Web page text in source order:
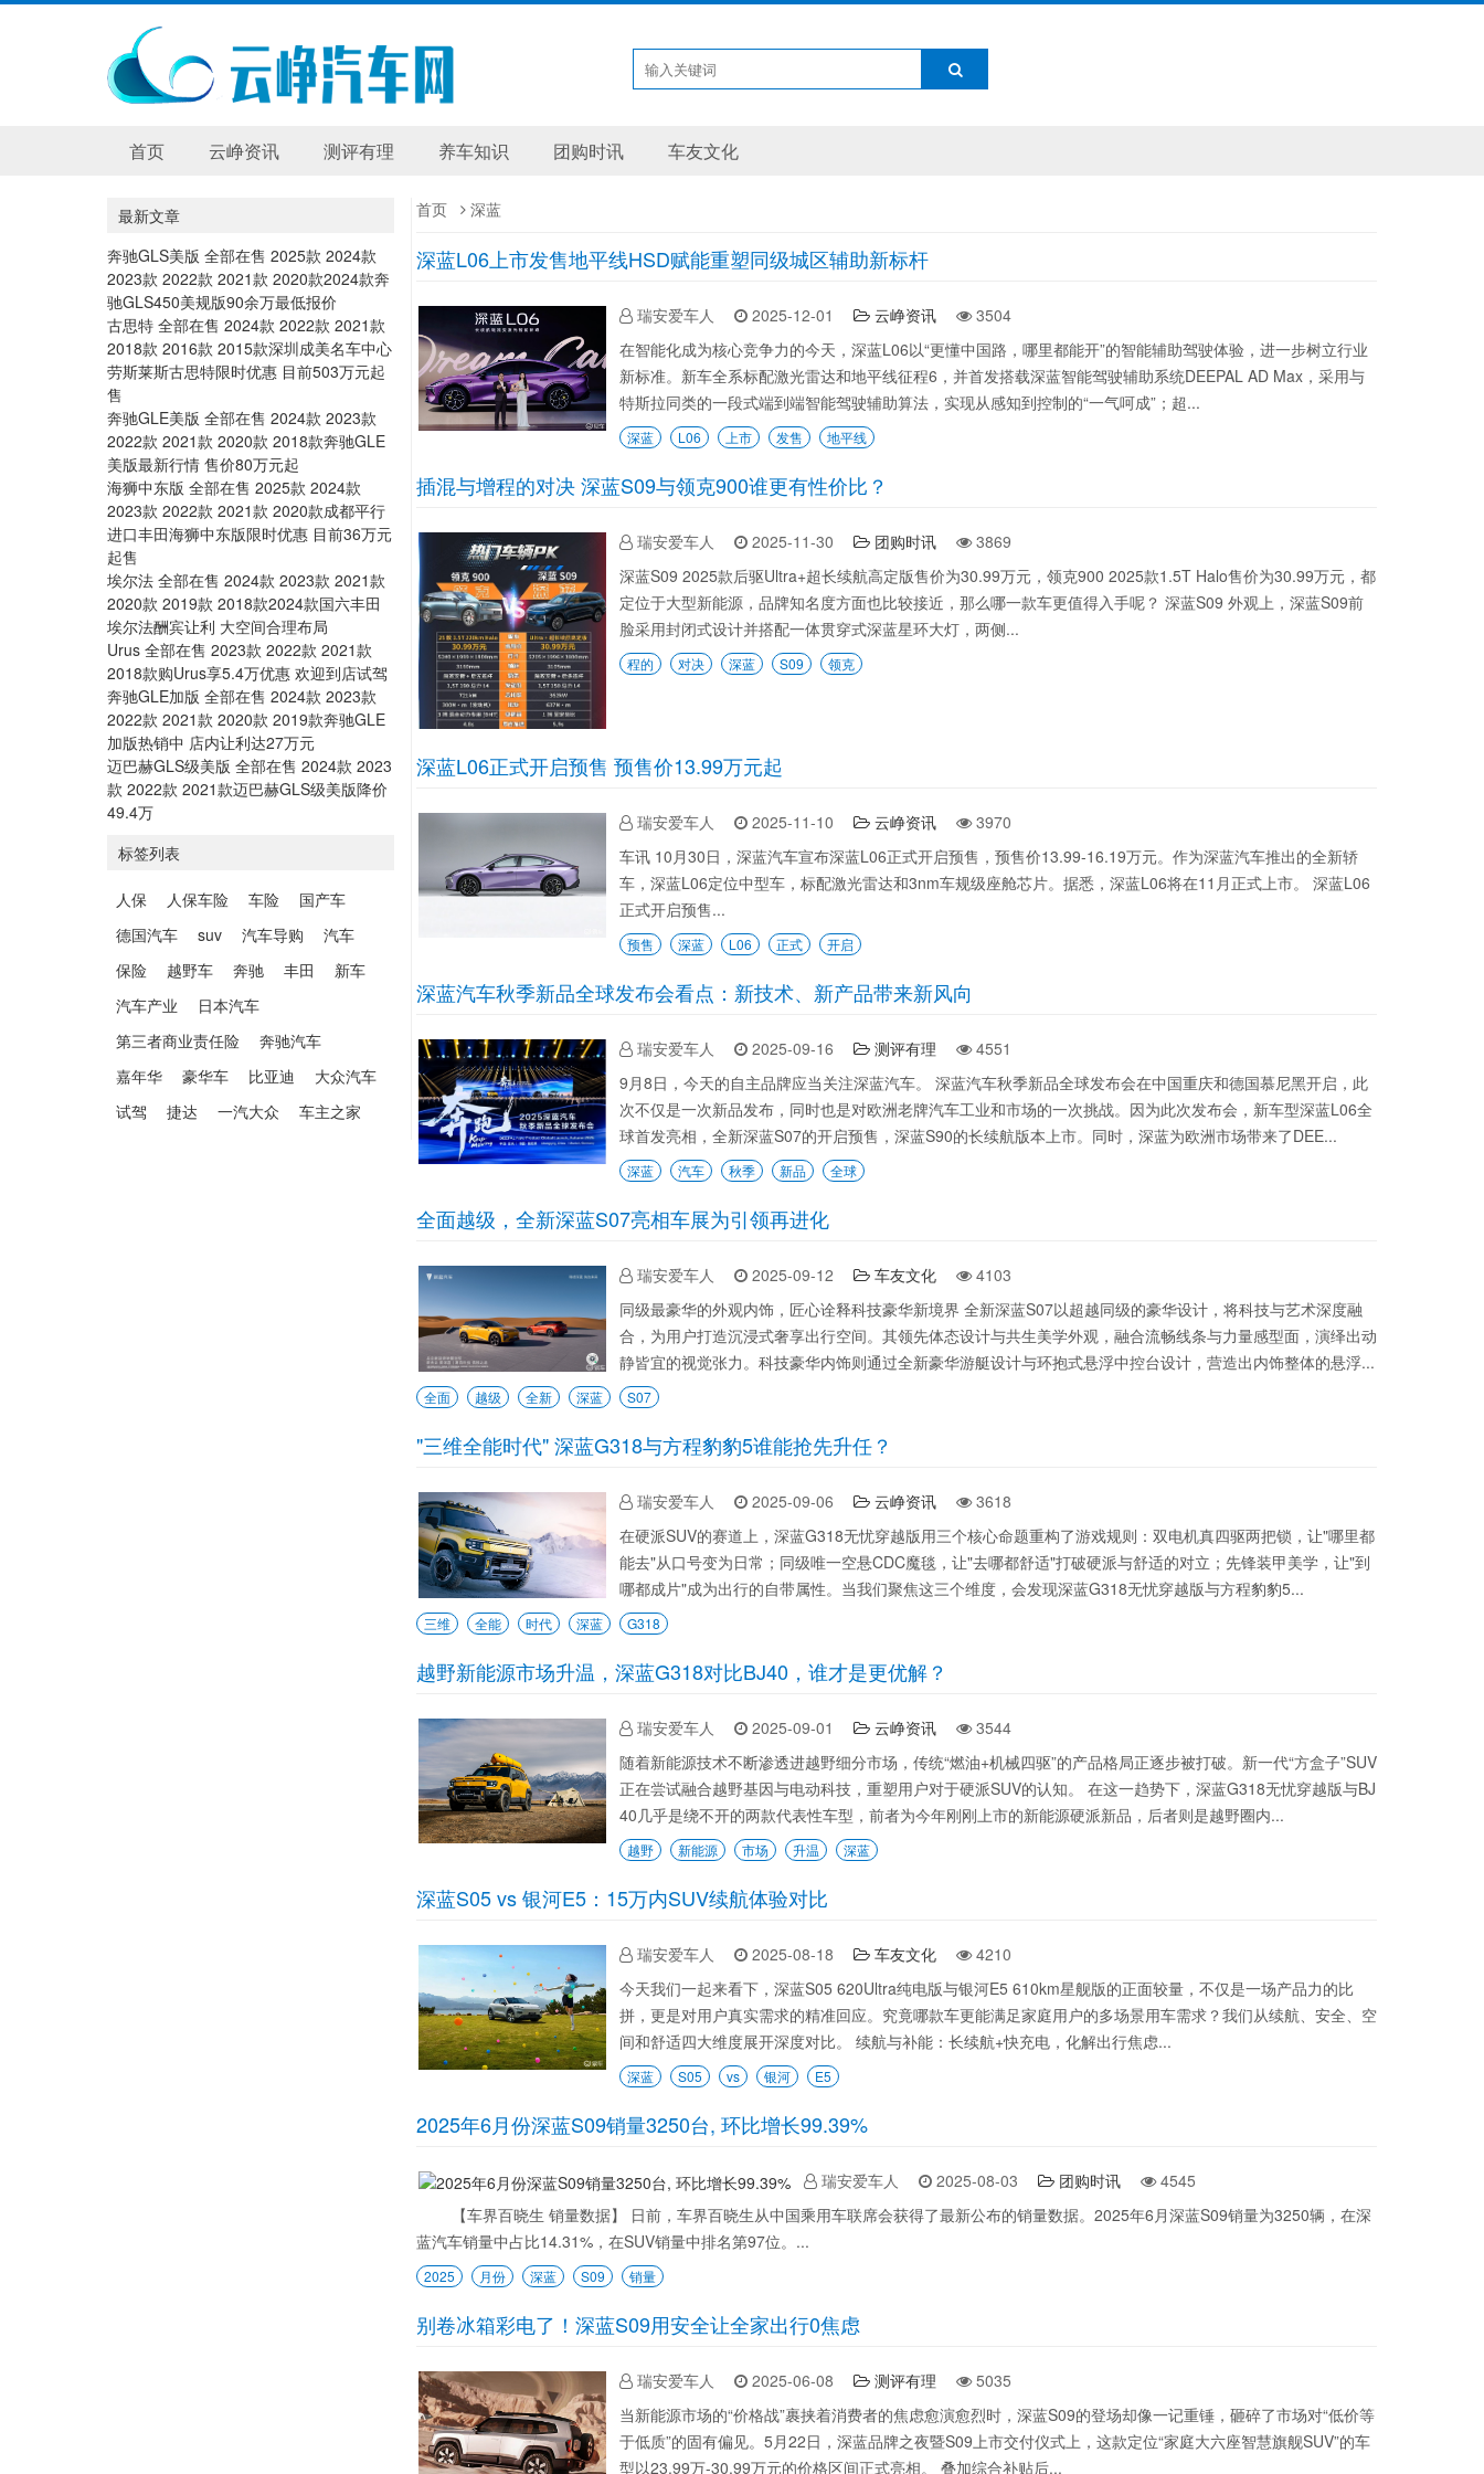
首页 云峥资讯 测评有理 养车知识 团购时讯 车友文化
首页 深蓝
深蓝L06上市发售地平线HSD赋能重塑同级城区辅助新标杆
瑞安爱车人 2025-12-01 云峥资讯
3504
​ 在智能化成为核心竞争力的今天，深蓝L06以“更懂中国路，哪里都能开”的智能辅助驾驶体验，进一步树立行业
新标准。新车全系标配激光雷达和地平线征程6，并首发搭载深蓝智能驾驶辅助系统DEEPAL AD Max，采用与
特斯拉同类的一段式端到端智能驾驶辅助算法，实现从感知到控制的“一气呵成”；超...
深蓝 L06 上市 发售 地平线
插混与增程的对决 深蓝S09与领克900谁更有性价比？
瑞安爱车人 2025-11-30 团购时讯
3869
深蓝S09 2025款后驱Ultra+超长续航高定版售价为30.99万元，领克900 2025款1.5T Halo售价为30.99万元，都
定位于大型新能源，品牌知名度方面也比较接近，那么哪一款车更值得入手呢？ 深蓝S09 外观上，深蓝S09前
脸采用封闭式设计并搭配一体贯穿式深蓝星环大灯，两侧...
程的 对决 深蓝 S09 领克
深蓝L06正式开启预售 预售价13.99万元起
瑞安爱车人 2025-11-10 云峥资讯
3970
车讯 10月30日，深蓝汽车宣布深蓝L06正式开启预售，预售价13.99-16.19万元。作为深蓝汽车推出的全新轿
车，深蓝L06定位中型车，标配激光雷达和3nm车规级座舱芯片。据悉，深蓝L06将在11月正式上市。 深蓝L06
正式开启预售...
预售 深蓝 L06 正式 开启
深蓝汽车秋季新品全球发布会看点：新技术、新产品带来新风向
瑞安爱车人 2025-09-16 测评有理
4551
9月8日，今天的自主品牌应当关注深蓝汽车。 深蓝汽车秋季新品全球发布会在中国重庆和德国慕尼黑开启，此
次不仅是一次新品发布，同时也是对欧洲老牌汽车工业和市场的一次挑战。因为此次发布会，新车型深蓝L06全
球首发亮相，全新深蓝S07的开启预售，深蓝S90的长续航版本上市。同时，深蓝为欧洲市场带来了DEE...
深蓝 汽车 秋季 新品 全球
全面越级，全新深蓝S07亮相车展为引领再进化
瑞安爱车人 2025-09-12 车友文化
4103
同级最豪华的外观内饰，匠心诠释科技豪华新境界 全新深蓝S07以超越同级的豪华设计，将科技与艺术深度融
合，为用户打造沉浸式奢享出行空间。其领先体态设计与共生美学外观，融合流畅线条与力量感型面，演绎出动
静皆宜的视觉张力。科技豪华内饰则通过全新豪华游艇设计与环抱式悬浮中控台设计，营造出内饰整体的悬浮...
全面 越级 全新 深蓝 S07
"三维全能时代" 深蓝G318与方程豹豹5谁能抢先升任？
瑞安爱车人 2025-09-06 云峥资讯
3618
在硬派SUV的赛道上，深蓝G318无忧穿越版用三个核心命题重构了游戏规则：双电机真四驱两把锁，让"哪里都
能去"从口号变为日常；同级唯一空悬CDC魔毯，让"去哪都舒适"打破硬派与舒适的对立；先锋装甲美学，让"到
哪都成片"成为出行的自带属性。当我们聚焦这三个维度，会发现深蓝G318无忧穿越版与方程豹豹5...
三维 全能 时代 深蓝 G318
越野新能源市场升温，深蓝G318对比BJ40，谁才是更优解？
瑞安爱车人 2025-09-01 云峥资讯
3544
随着新能源技术不断渗透进越野细分市场，传统“燃油+机械四驱”的产品格局正逐步被打破。新一代“方盒子”SUV
正在尝试融合越野基因与电动科技，重塑用户对于硬派SUV的认知。 在这一趋势下，深蓝G318无忧穿越版与BJ
40几乎是绕不开的两款代表性车型，前者为今年刚刚上市的新能源硬派新品，后者则是越野圈内...
越野 新能源 市场 升温 深蓝
深蓝S05 vs 银河E5：15万内SUV续航体验对比
瑞安爱车人 2025-08-18 车友文化
4210
今天我们一起来看下，深蓝S05 620Ultra纯电版与银河E5 610km星舰版的正面较量，不仅是一场产品力的比
拼，更是对用户真实需求的精准回应。究竟哪款车更能满足家庭用户的多场景用车需求？我们从续航、安全、空
间和舒适四大维度展开深度对比。 续航与补能：长续航+快充电，化解出行焦虑...
深蓝 S05 vs 银河 E5
2025年6月份深蓝S09销量3250台, 环比增长99.39%
瑞安爱车人 2025-08-03 团购时讯
4545
【车界百晓生 销量数据】 日前，车界百晓生从中国乘用车联席会获得了最新公布的销量数据。2025年6月深蓝S09销量为3250辆，在深
蓝汽车销量中占比14.31%，在SUV销量中排名第97位。...
2025 月份 深蓝 S09 销量
别卷冰箱彩电了！深蓝S09用安全让全家出行0焦虑
瑞安爱车人 2025-06-08 测评有理
5035
当新能源市场的“价格战”裹挟着消费者的焦虑愈演愈烈时，深蓝S09的登场却像一记重锤，砸碎了市场对“低价等
于低质”的固有偏见。5月22日，深蓝品牌之夜暨S09上市交付仪式上，这款定位“家庭大六座智慧旗舰SUV”的车
型以23.99万-30.99万元的价格区间正式亮相。 叠加综合补贴后...
最新文章
奔驰GLS美版 全部在售 2025款 2024款
2023款 2022款 2021款 2020款2024款奔
驰GLS450美规版90余万最低报价
古思特 全部在售 2024款 2022款 2021款
2018款 2016款 2015款深圳成美名车中心
劳斯莱斯古思特限时优惠 目前503万元起
售
奔驰GLE美版 全部在售 2024款 2023款
2022款 2021款 2020款 2018款奔驰GLE
美版最新行情 售价80万元起
海狮中东版 全部在售 2025款 2024款
2023款 2022款 2021款 2020款成都平行
进口丰田海狮中东版限时优惠 目前36万元
起售
埃尔法 全部在售 2024款 2023款 2021款
2020款 2019款 2018款2024款国六丰田
埃尔法酬宾让利 大空间合理布局
Urus 全部在售 2023款 2022款 2021款
2018款购Urus享5.4万优惠 欢迎到店试驾
奔驰GLE加版 全部在售 2024款 2023款
2022款 2021款 2020款 2019款奔驰GLE
加版热销中 店内让利达27万元
迈巴赫GLS级美版 全部在售 2024款 2023
款 2022款 2021款迈巴赫GLS级美版降价
49.4万
标签列表
人保 人保车险 车险
国产车
德国汽车
suv 汽车导购
汽车
保险
越野车 奔驰 丰田
新车
汽车产业
日本汽车
第三者商业责任险
奔驰汽车
嘉年华
豪华车 比亚迪
大众汽车
试驾
捷达 一汽大众 车主之家